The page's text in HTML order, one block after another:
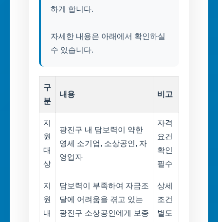
하게 합니다.
자세한 내용은 아래에서 확인하실
수 있습니다.
구
분
내용 비고
지
원
대
상
광진구 내 담보력이 약한
영세 소기업, 소상공인, 자
영업자
자격
요건
확인
필수
지
원
내
담보력이 부족하여 자금조
달에 어려움을 겪고 있는
광진구 소상공인에게 보증
상세
조건
별도